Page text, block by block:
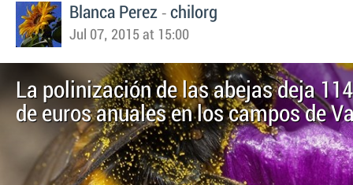
Blanca Perez - chilorg
Jul 07, 2015 at 15:00
La polinización de las abejas deja
de euros anuales en los campos de